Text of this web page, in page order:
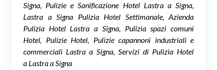
Signa, Pulizie e Sanificazione Hotel Lastra a Signa,
Lastra a Signa Pulizia Hotel Settimanale, Azienda
Pulizia Hotel Lastra a Signa, Pulizia spazi comuni
Hotel, Pulizie Hotel, Pulizie capannoni industriali e
commerciali Lastra a Signa, Servizi di Pulizia Hotel
a Lastra a Signa